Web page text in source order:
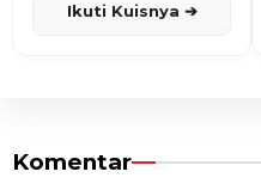
Ikuti Kuisnya ➔
Komentar